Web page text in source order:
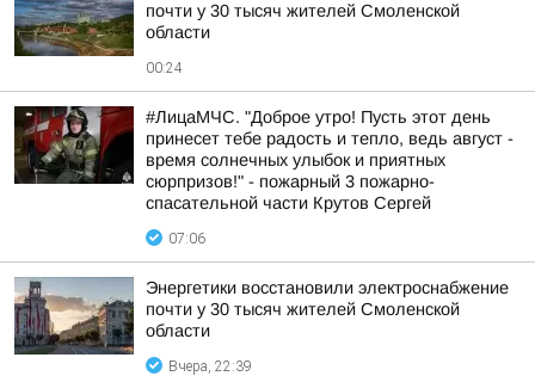
почти у 30 тысяч жителей Смоленской
области
00:24
#ЛицаМЧС. "Доброе утро! Пусть этот день
принесет тебе радость и тепло, ведь август -
время солнечных улыбок и приятных
сюрпризов!" - пожарный 3 пожарно-
спасательной части Крутов Сергей
07:06
Энергетики восстановили электроснабжение
почти у 30 тысяч жителей Смоленской
области
Вчера, 22:39